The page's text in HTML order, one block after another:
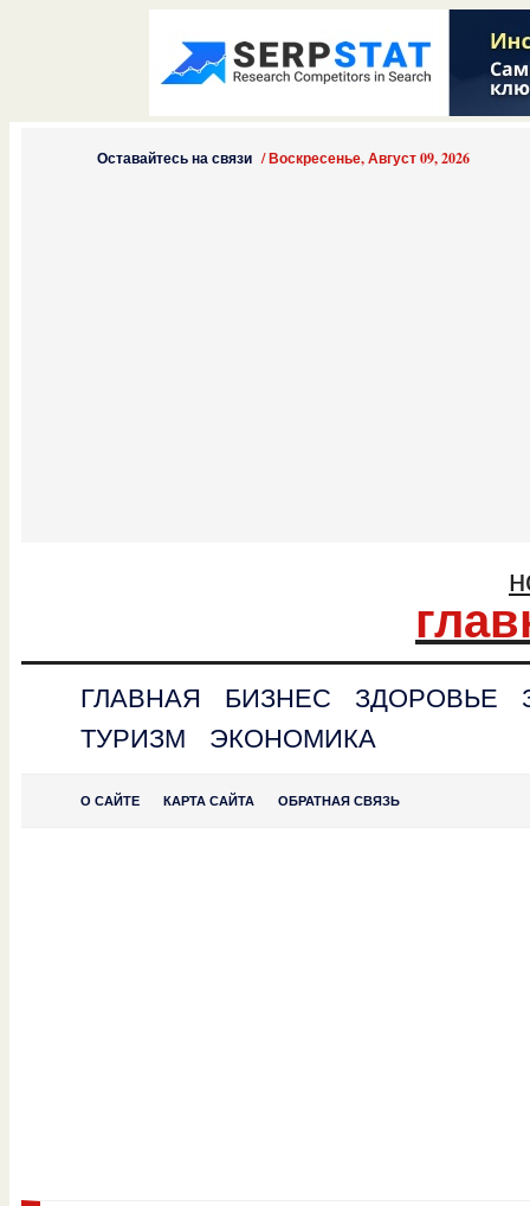
Оставайтесь на связи /Воскресенье, Август 09, 2026
ГЛАВНАЯ БИЗНЕС ЗДОРОВЬЕ
ТУРИЗМ
ЭКОНОМИКА
О САЙТЕ КАРТА САЙТА ОБРАТНАЯ СВЯЗЬ